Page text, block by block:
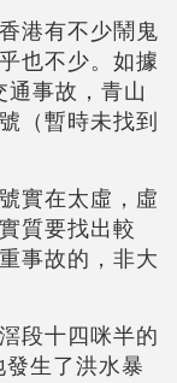
港有不少鬧鬼
也不少。如據
通事故，青山
（暫時未找到
實在太虛，虛
質要找出較
事故的，非大
段十四咪半的
生了洪水暴